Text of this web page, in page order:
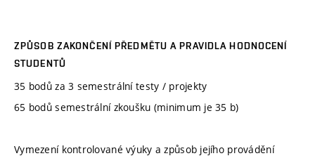
ZPŮSOB ZAKONČENÍ PŘEDMĚTU A PRAVIDLA HODNOCENÍ
STUDENTŮ
35 bodů za 3 semestrální testy / projekty
65 bodů semestrální zkoušku (minimum je 35 b)
Vymezení kontrolované výuky a způsob jejího provádění